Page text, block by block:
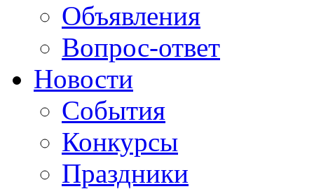
Объявления
Вопрос-ответ
Новости
События
Конкурсы
Праздники